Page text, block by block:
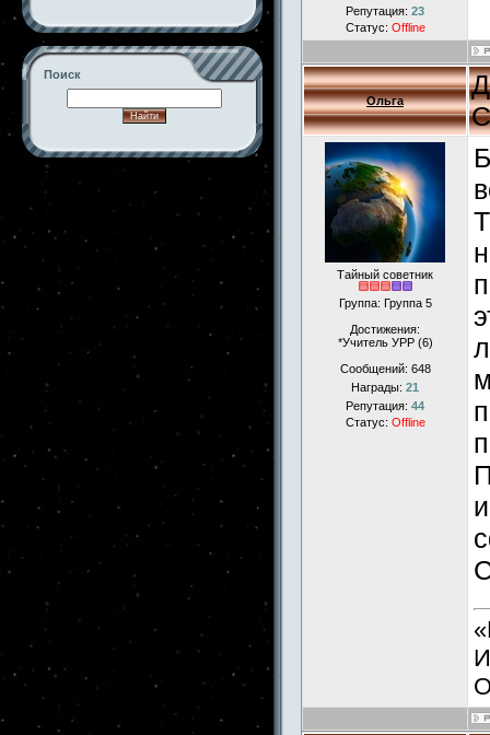
Поиск
Репутация: 23
Статус: Offline
Ольга
Тайный советник
Группа: Группа 5
Достижения:
*Учитель УРР (6)
Сообщений: 648
Награды: 21
Репутация: 44
Статус: Offline